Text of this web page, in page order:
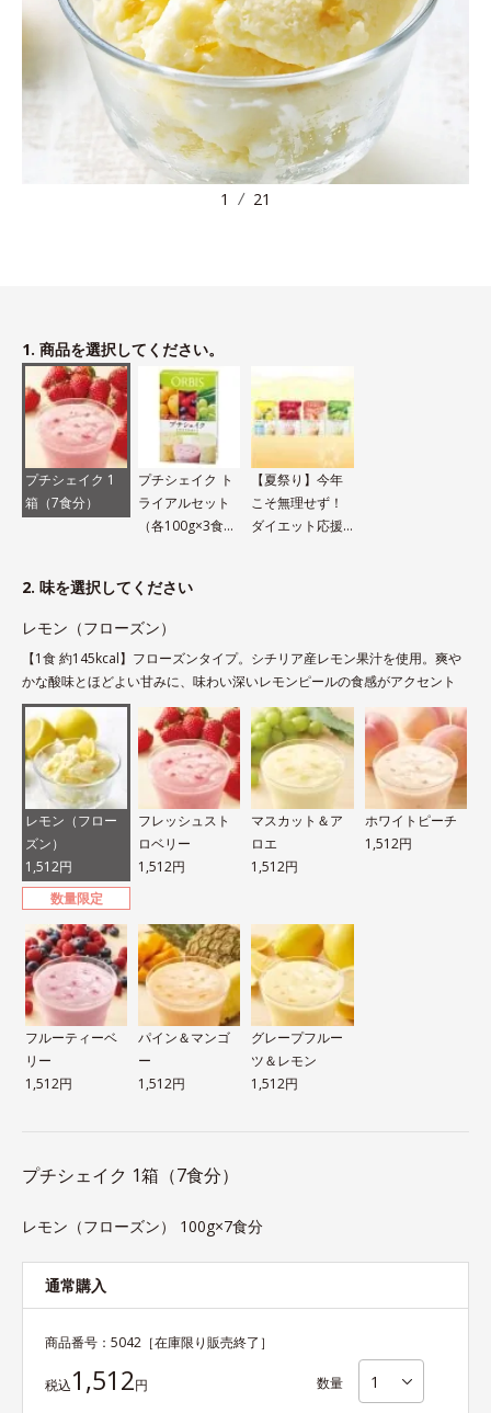
1 21
1. 商品を選択してください。
プチシェイク 1
箱（7食分）
プチシェイク ト
ライアルセット
（各100g×3食
【夏祭り】今年
こそ無理せず！
ダイエット応援
2. 味を選択してください
レモン（フローズン）
【1食 約145kcal】フローズンタイプ。シチリア産レモン果汁を使用。爽や
かな酸味とほどよい甘みに、味わい深いレモンピールの食感がアクセント
レモン（フロー
ズン）
1,512円
数量限定
フレッシュスト
ロベリー
1,512円
マスカット＆ア
ロエ
1,512円
ホワイトピーチ
1,512円
フルーティーベ
リー
1,512円
パイン＆マンゴ
ー
1,512円
グレープフルー
ツ＆レモン
1,512円
プチシェイク 1箱（7食分）
レモン（フローズン） 100g×7食分
通常購入
商品番号： 5042 ［在庫限り販売終了］
税込1,512円 数量